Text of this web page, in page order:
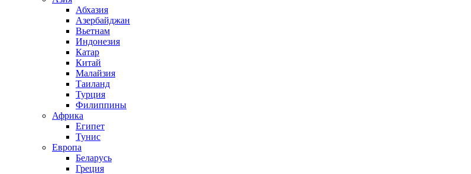
Абхазия
Азербайджан
Вьетнам
Индонезия
Катар
Китай
Малайзия
Таиланд
Турция
Филиппины
Африка
Египет
Тунис
Европа
Беларусь
Греция